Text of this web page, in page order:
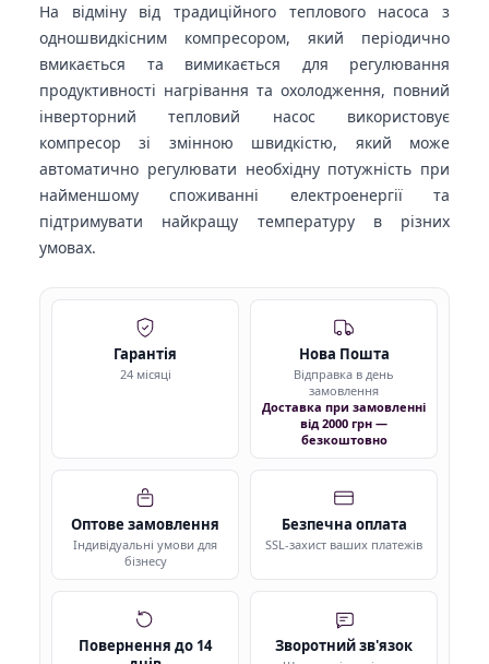
На відміну від традиційного теплового насоса з
одношвидкісним компресором, який періодично
вмикається та вимикається для регулювання
продуктивності нагрівання та охолодження, повний
інверторний тепловий насос використовує
компресор зі змінною швидкістю, який може
автоматично регулювати необхідну потужність при
найменшому споживанні електроенергії та
підтримувати найкращу температуру в різних
умовах.
Гарантія
24 місяці
Нова Пошта
Відправка в день
замовлення
Доставка при замовленні
від 2000 грн —
безкоштовно
Оптове замовлення
Індивідуальні умови для
бізнесу
Безпечна оплата
SSL-захист ваших платежів
Повернення до 14
Зворотний зв'язок